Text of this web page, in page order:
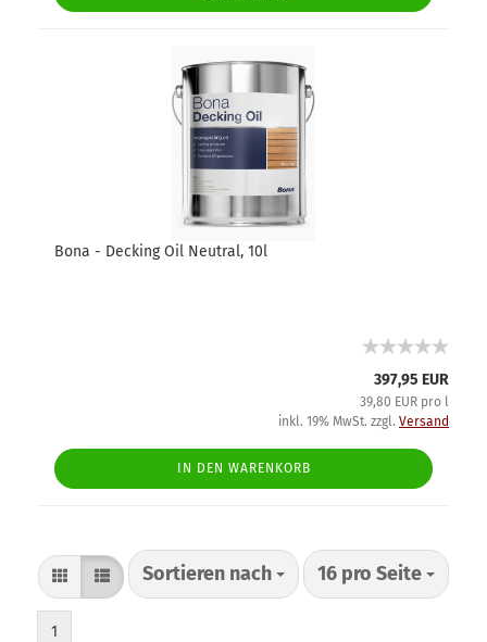
Bona - Decking Oil Neutral, 10l
397,95 EUR
39,80 EUR pro l
inkl. 19% MwSt. zzgl. Versand
IN DEN WARENKORB
Sortieren nach 16 pro Seite
1